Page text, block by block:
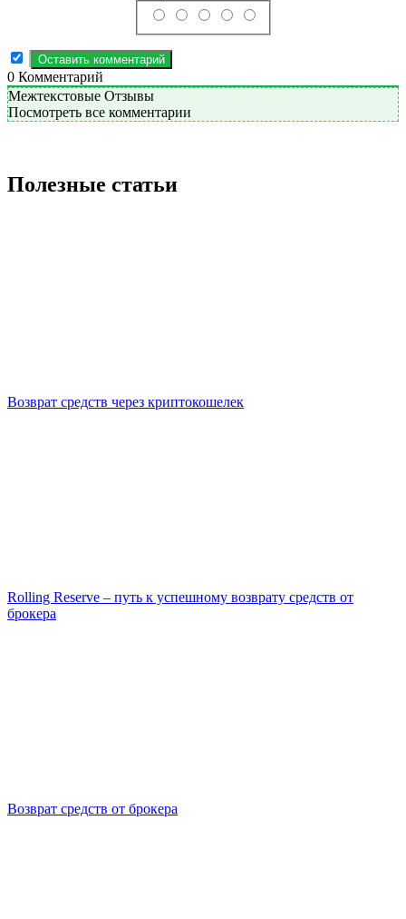
0 Комментарий
Межтекстовые Отзывы
Посмотреть все комментарии
Полезные статьи
Возврат средств через криптокошелек
Rolling Reserve – путь к успешному возврату средств от
брокера
Возврат средств от брокера